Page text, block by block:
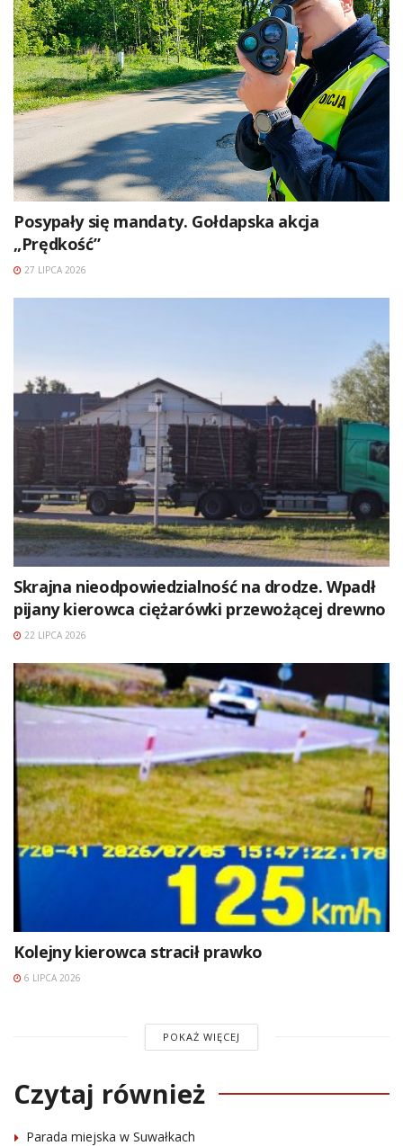
Posypały się mandaty. Gołdapska akcja
„Prędkość”
27 LIPCA 2026
Skrajna nieodpowiedzialność na drodze. Wpadł
pijany kierowca ciężarówki przewożącej drewno
22 LIPCA 2026
Kolejny kierowca stracił prawko
6 LIPCA 2026
POKAŻ WIĘCEJ
Czytaj również
Parada miejska w Suwałkach